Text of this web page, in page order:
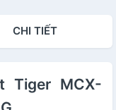
CHI TIẾT
Tiger MCX-